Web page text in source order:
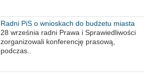
Radni PiS o wnioskach do budżetu miasta
na 2021 rok
28 września radni Prawa i Sprawiedliwości
zorganizowali konferencję prasową,
podczas..